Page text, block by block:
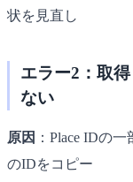
状を見直し
エラー2：取
ない
原因 ：Place IDの
のIDをコピー